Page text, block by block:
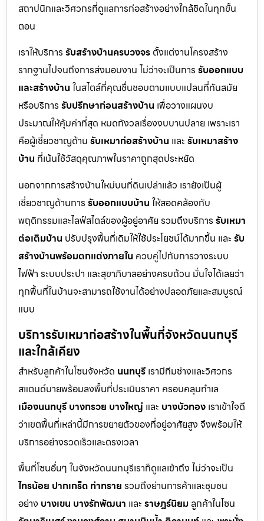
สถาปนิกและวิศวกรที่ดูแลการก่อสร้างอย่างใกล้ชิดในทุกขั้น
ตอน
เราให้บริการ รับสร้างบ้านครบวงจร ตั้งแต่งานโครงสร้าง
รากฐานไปจนถึงการส่งมอบงาน ไม่ว่าจะเป็นการ รับออกแบบ
และสร้างบ้าน ในสไตล์ที่คุณชื่นชอบตามแบบแปลนที่ทันสมัย
หรือบริการ รับปรึกษาก่อนสร้างบ้าน เพื่อวางแผนงบ
ประมาณให้คุ้มค่าที่สุด หมดกังวลเรื่องงบบานปลาย เพราะเรา
คือผู้เชี่ยวชาญด้าน รับเหมาก่อสร้างบ้าน และ รับเหมาสร้าง
บ้าน ที่เน้นใช้วัสดุคุณภาพในราคาถูกสุดประหยัด
นอกจากการสร้างบ้านใหม่บนที่ดินเปล่าแล้ว เรายังเป็นผู้
เชี่ยวชาญด้านการ รับออกแบบบ้าน ให้สอดคล้องกับ
พฤติกรรมและไลฟ์สไตล์ของผู้อยู่อาศัย รวมถึงบริการ รับเหมา
ต่อเติมบ้าน ปรับปรุงพื้นที่เดิมให้ใช้ประโยชน์ได้มากขึ้น และ รับ
สร้างบ้านพร้อมตกแต่งภายใน ควบคู่ไปกับการวางระบบ
ไฟฟ้า ระบบประปา และสุขาภิบาลอย่างครบถ้วน มั่นใจได้เลยว่า
ทุกพื้นที่ในบ้านจะสามารถใช้งานได้อย่างปลอดภัยและสมบูรณ์
แบบ
บริการรับเหมาก่อสร้างในพื้นที่จังหวัดนนทบุรี
และใกล้เคียง
สำหรับลูกค้าในโซนจังหวัด นนทบุรี เรามีทีมช่างและวิศวกร
สแตนด์บายพร้อมลงพื้นที่ประเมินราคา ครอบคลุมทำเล
เมืองนนทบุรี บางกรวย บางใหญ่ และ บางบัวทอง เราเข้าใจดี
ว่าเขตพื้นที่เหล่านี้มีการขยายตัวของที่อยู่อาศัยสูง จึงพร้อมให้
บริการอย่างรวดเร็วและตรงเวลา
พื้นที่โซนอื่นๆ ในจังหวัดนนทบุรีเราก็ดูแลเข้าถึง ไม่ว่าจะเป็น
ไทรน้อย ปากเกร็ด ท่าทราย รวมถึงย่านการค้าและชุมชน
อย่าง บางเขน บางรักพัฒนา และ ราษฎร์นิยม ลูกค้าในโซน